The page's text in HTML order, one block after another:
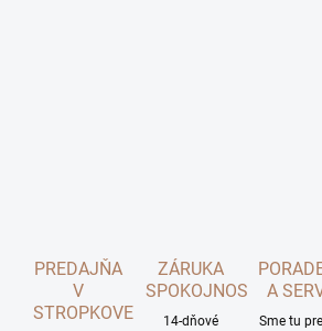
PREDAJŇA
V
STROPKOVE
ZÁRUKA
SPOKOJNOSTI
14-dňové
A
Sme tu